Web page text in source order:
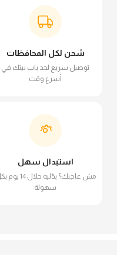
شحن لكل المحافظات
توصيل سريع لحد باب بيتك في
أسرع وقت
استبدال سهل
مش عاجبك؟ بدّليه خلال 14
سهولة